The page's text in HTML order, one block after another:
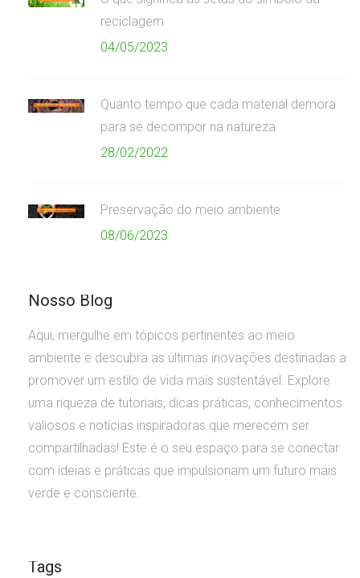
reciclagem
04/05/2023
Quanto tempo que cada material demora
para se decompor na natureza
28/02/2022
Preservação do meio ambiente
08/06/2023
Nosso Blog
Aqui, mergulhe em tópicos pertinentes ao meio
ambiente e descubra as últimas inovações destinadas a
promover um estilo de vida mais sustentável. Explore
uma riqueza de tutoriais, dicas práticas, conhecimentos
valiosos e notícias inspiradoras que merecem ser
compartilhadas! Este é o seu espaço para se conectar
com ideias e práticas que impulsionam um futuro mais
verde e consciente.
Tags